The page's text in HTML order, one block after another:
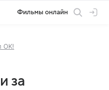
Фильмы онлайн
OK!
за